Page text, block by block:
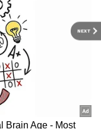
NEXT